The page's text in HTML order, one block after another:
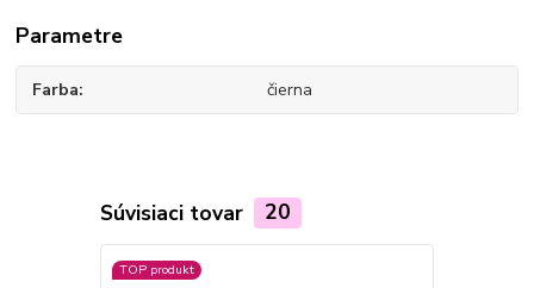
Parametre
Farba čierna
Súvisiaci tovar 20
TOP produkt